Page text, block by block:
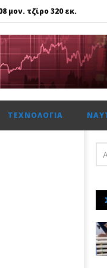
μον. τζίρο 320 εκ.
τζίρο 320 εκ.
ΤΕΧΝΟΛΟΓΊΑ